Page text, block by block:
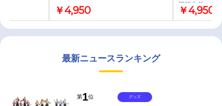
￥4,950
回限定盤
￥4,950
最新ニュースランキング
第1位 グッズ